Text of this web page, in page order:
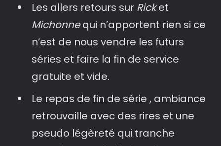
Les allers retours sur Ricket
Michonnequi n’apportent rien si ce
n’est de nous vendre les futurs
séries et faire la fin de service
gratuite et vide.
Le repas de fin de série , ambiance
retrouvaille avec des rires et une
pseudo légèreté qui tranche